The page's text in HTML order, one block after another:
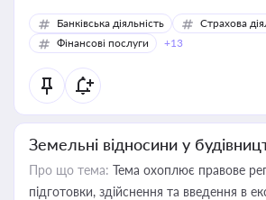
Банківська діяльність
Страхова
Фінансові послуги
+13
Земельні відносини у
Про що тема: Тема охоплює правове
підготовки, здійснення та введення в